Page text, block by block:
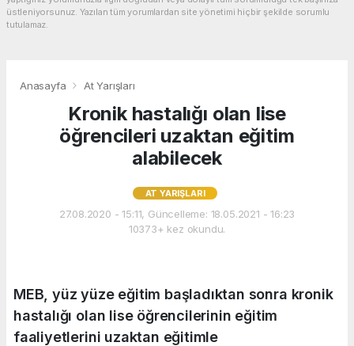
üstleniyorsunuz. Yazılan tüm yorumlardan site yönetimi hiçbir şekilde sorumlu
tutulamaz.
Anasayfa At Yarışları
Kronik hastalığı olan lise
öğrencileri uzaktan eğitim
alabilecek
AT YARIŞLARI
27.08.2020 - 15:11, Güncelleme: 18.05.2021 - 16:23
10373+ kez okundu.
MEB, yüz yüze eğitim başladıktan sonra kronik
hastalığı olan lise öğrencilerinin eğitim
faaliyetlerini uzaktan eğitimle